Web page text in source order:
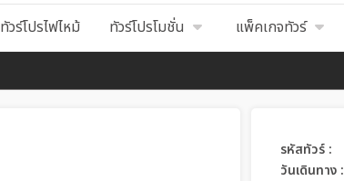
ทัวร์โปรไฟไหม้ ทัวร์โปรโมชั่น แพ็คเกจทัวร์
รหัสทัวร์ :
วันเดินทาง :